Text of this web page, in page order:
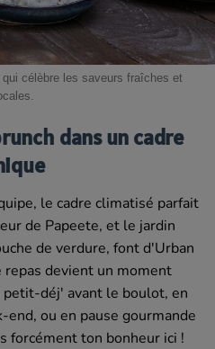
célèbre les saveurs fraîches et
dans un cadre
le cadre climatisé parfait
de Papeete, et le jardin
de verdure, font d'Urban
repas devient un moment
déj' avant le boulot, en
ou en pause gourmande
forcément ton bonheur ici !